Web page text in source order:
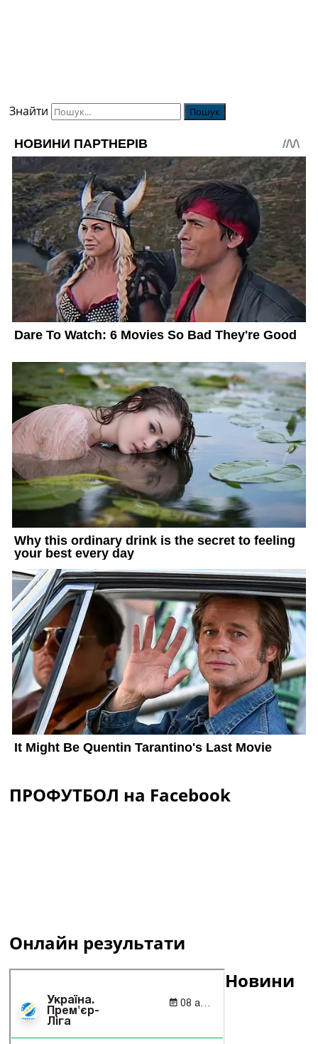
Знайти
ПРОФУТБОЛ на Facebook
Онлайн результати
Новини